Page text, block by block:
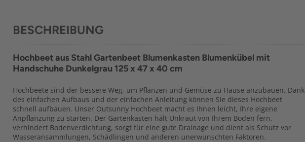
BESCHREIBUNG
Hochbeet aus Stahl Gartenbeet Blumenkasten Blumenkübel mit
Handschuhe Dunkelgrau 125 x 47 x 40 cm
Hochbeete sind der bessere Weg, um Pflanzen und Gemüse zu Hause anzubauen. Dank
des einfachen Aufbaus und der einfachen Anleitung können Sie dieses Hochbeet
schnell aufbauen. Unser Outsunny Hochbeet macht es Ihnen leicht, Ihre eigene
Anpflanzung zu starten. Der Gartenkasten hält Unkraut von Ihrem Boden fern,
verhindert Bodenverdichtung, sorgt für eine gute Drainage und dient als Schutz vor
Wasseransammlungen, Schädlingen und anderen unerwünschten Faktoren.